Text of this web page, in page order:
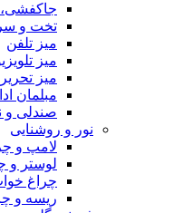
جاکفشی،
تخت و
میز تلفن
میز
میز تحریر
مبلمان
صندلی و
نور و روشنایی
لامپ و
لوستر و
چراغ
ریسه و